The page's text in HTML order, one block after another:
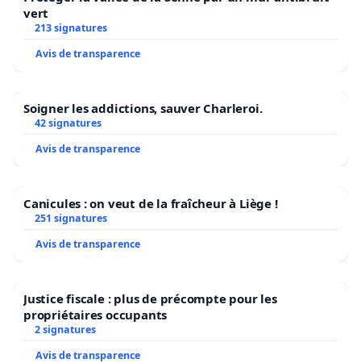
vert
213 signatures
Avis de transparence
Soigner les addictions, sauver Charleroi.
42 signatures
Avis de transparence
Canicules : on veut de la fraîcheur à Liège !
251 signatures
Avis de transparence
Justice fiscale : plus de précompte pour les
propriétaires occupants
2 signatures
Avis de transparence